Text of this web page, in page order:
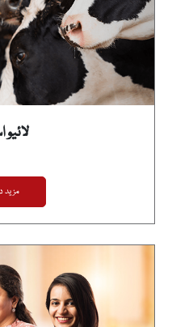
مزید